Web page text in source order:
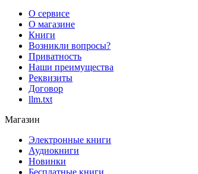
О сервисе
О магазине
Книги
Возникли вопросы?
Приватность
Наши преимущества
Реквизиты
Договор
llm.txt
Магазин
Электронные книги
Аудиокниги
Новинки
Бесплатные книги